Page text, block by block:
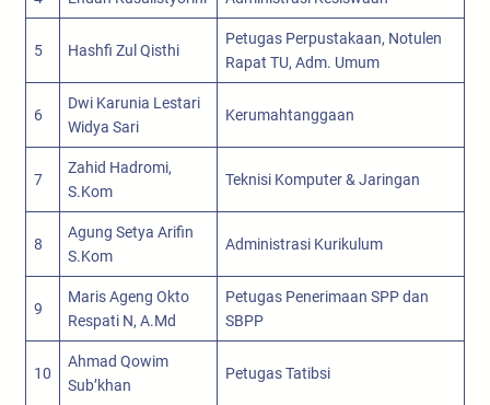
5 Hashfi Zul Qisthi
Petugas Perpustakaan, Notulen
Rapat TU, Adm. Umum
6
Dwi Karunia Lestari
Widya Sari
Kerumahtanggaan
7
Zahid Hadromi,
S.Kom
Teknisi Komputer & Jaringan
8
Agung Setya Arifin
S.Kom
Administrasi Kurikulum
9
Maris Ageng Okto
Respati N, A.Md
Petugas Penerimaan SPP dan
SBPP
10
Ahmad Qowim
Sub’khan
Petugas Tatibsi